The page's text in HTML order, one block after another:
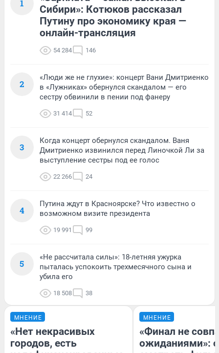
1
Сибири»: Котюков рассказал
Путину про экономику края —
онлайн-трансляция
54 284 146
2
«Люди же не глухие»: концерт Вани Дмитриенко
в «Лужниках» обернулся скандалом — его
сестру обвинили в пении под фанеру
31 414 52
3
Когда концерт обернулся скандалом. Ваня
Дмитриенко извинился перед Линочкой Ли за
выступление сестры под ее голос
22 266 24
4
Путина ждут в Красноярске? Что известно о
возможном визите президента
19 991 99
5
«Не рассчитала силы»: 18-летняя ужурка
пыталась успокоить трехмесячного сына и
убила его
18 508 38
МНЕНИЕ
«Нет некрасивых
городов, есть
МНЕНИЕ
«Финал не
ожиданиями»: